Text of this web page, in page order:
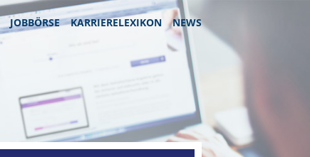
JOBBÖRSE KARRIERELEXIKON NEWS